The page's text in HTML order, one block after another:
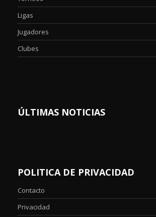
Ligas
Jugadores
Clubes
ÚLTIMAS NOTICIAS
POLITICA DE PRIVACIDAD
Contacto
Privacidad